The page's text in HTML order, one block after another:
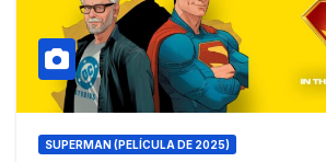
SUPERMAN (PELÍCULA DE 2025)